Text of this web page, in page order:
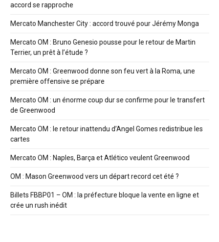
accord se rapproche
Mercato Manchester City : accord trouvé pour Jérémy Monga
Mercato OM : Bruno Genesio pousse pour le retour de Martin
Terrier, un prêt à l’étude ?
Mercato OM : Greenwood donne son feu vert à la Roma, une
première offensive se prépare
Mercato OM : un énorme coup dur se confirme pour le transfert
de Greenwood
Mercato OM : le retour inattendu d’Angel Gomes redistribue les
cartes
Mercato OM : Naples, Barça et Atlético veulent Greenwood
OM : Mason Greenwood vers un départ record cet été ?
Billets FBBP01 – OM : la préfecture bloque la vente en ligne et
crée un rush inédit